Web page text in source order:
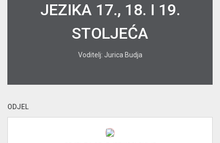
JEZIKA 17., 18. I 19.
STOLJEĆA
Voditelj: Jurica Budja
ODJEL